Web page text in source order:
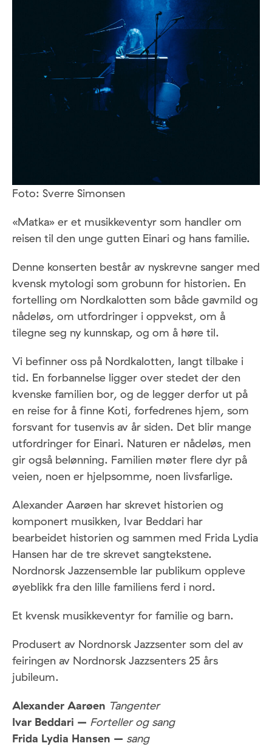
Foto: Sverre Simonsen
«Matka» er et musikkeventyr som handler om
reisen til den unge gutten Einari og hans familie.
Denne konserten består av nyskrevne sanger med
kvensk mytologi som grobunn for historien. En
fortelling om Nordkalotten som både gavmild og
nådeløs, om utfordringer i oppvekst, om å
tilegne seg ny kunnskap, og om å høre til.
Vi befinner oss på Nordkalotten, langt tilbake i
tid. En forbannelse ligger over stedet der den
kvenske familien bor, og de legger derfor ut på
en reise for å finne Koti, forfedrenes hjem, som
forsvant for tusenvis av år siden. Det blir mange
utfordringer for Einari. Naturen er nådeløs, men
gir også belønning. Familien møter flere dyr på
veien, noen er hjelpsomme, noen livsfarlige.
Alexander Aarøen har skrevet historien og
komponert musikken, Ivar Beddari har
bearbeidet historien og sammen med Frida Lydia
Hansen har de tre skrevet sangtekstene.
Nordnorsk Jazzensemble lar publikum oppleve
øyeblikk fra den lille familiens ferd i nord.
Et kvensk musikkeventyr for familie og barn.
Produsert av Nordnorsk Jazzsenter som del av
feiringen av Nordnorsk Jazzsenters 25 års
jubileum.
Alexander Aarøen Tangenter
Ivar Beddari – Forteller og sang
Frida Lydia Hansen – sang